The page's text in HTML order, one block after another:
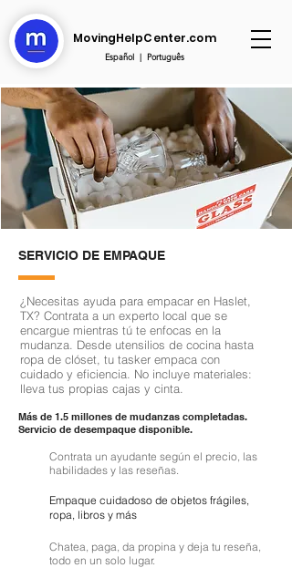
MovingHelpCenter.com
Español| Português
SERVICIO DE EMPAQUE
¿Necesitas ayuda para empacar en Haslet,
TX? Contrata a un experto local que se
encargue mientras tú te enfocas en la
mudanza. Desde utensilios de cocina hasta
ropa de clóset, tu tasker empaca con
cuidado y eficiencia. No incluye materiales:
lleva tus propias cajas y cinta.
Más de 1.5 millones de mudanzas completadas.
Servicio de desempaque disponible.
Contrata un ayudante según el precio, las
habilidades y las reseñas.
Empaque cuidadoso de objetos frágiles,
ropa, libros y más
Chatea, paga, da propina y deja tu reseña,
todo en un solo lugar.